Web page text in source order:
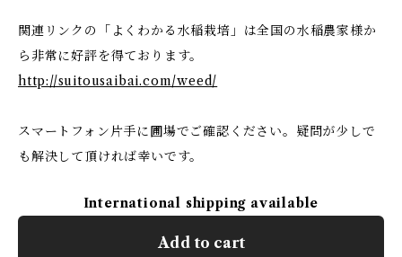
関連リンクの「よくわかる水稲栽培」は全国の水稲農家様か
ら非常に好評を得ております。
http://suitousaibai.com/weed/
スマートフォン片手に圃場でご確認ください。疑問が少しで
も解決して頂ければ幸いです。
International shipping available
Add to cart